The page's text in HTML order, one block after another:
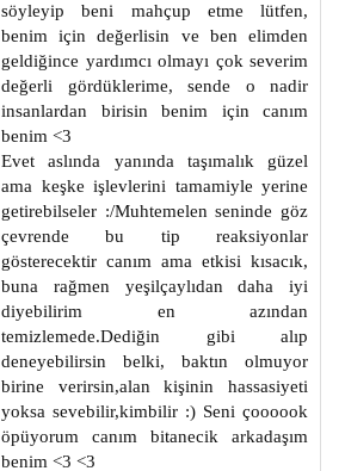
söyleyip beni mahçup etme lütfen,
benim için değerlisin ve ben elimden
geldiğince yardımcı olmayı çok severim
değerli gördüklerime, sende o nadir
insanlardan birisin benim için canım
benim <3
Evet aslında yanında taşımalık güzel
ama keşke işlevlerini tamamiyle yerine
getirebilseler :/Muhtemelen seninde göz
çevrende bu tip reaksiyonlar
gösterecektir canım ama etkisi kısacık,
buna rağmen yeşilçaylıdan daha iyi
diyebilirim en azından
temizlemede.Dediğin gibi alıp
deneyebilirsin belki, baktın olmuyor
birine verirsin,alan kişinin hassasiyeti
yoksa sevebilir,kimbilir :) Seni çoooook
öpüyorum canım bitanecik arkadaşım
benim <3 <3